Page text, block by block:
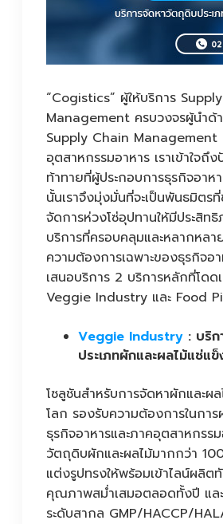
“Cogistics” ผู้ให้บริการ
Management ครบวงจรผู้นำด้
Supply Chain Management
อุตสาหกรรมอาหาร เราเข้าใจถึ
ท้าทายที่ผู้ประกอบการธุรกิจอา
นั้นเราจึงมุ่งมั่นที่จะเป็นพันธมิตร
จัดการห่วงโซ่อุปทานให้มีประสิ
บริการที่ครอบคลุมและหลากหล
ความต้องการเฉพาะของธุรกิจอา
เสนอบริการ 2 บริการหลักที่โดด
Veggie Industry และ Food
Veggie Industry : บริ
ประเภทผักและผลไม้แช่แข็
โซลูชันสำหรับการจัดหาผักและผ
โลก รองรับความต้องการในกา
ธุรกิจอาหารและภาคอุตสาหกรร
วัตถุดิบผักและผลไม้มากกว่า
แต่งรูปทรงให้พร้อมเข้าไลน์ผลิต
คุณภาพสม่ำเสมอตลอดทั้งปี แล
ระดับสากล GMP/HACCP/